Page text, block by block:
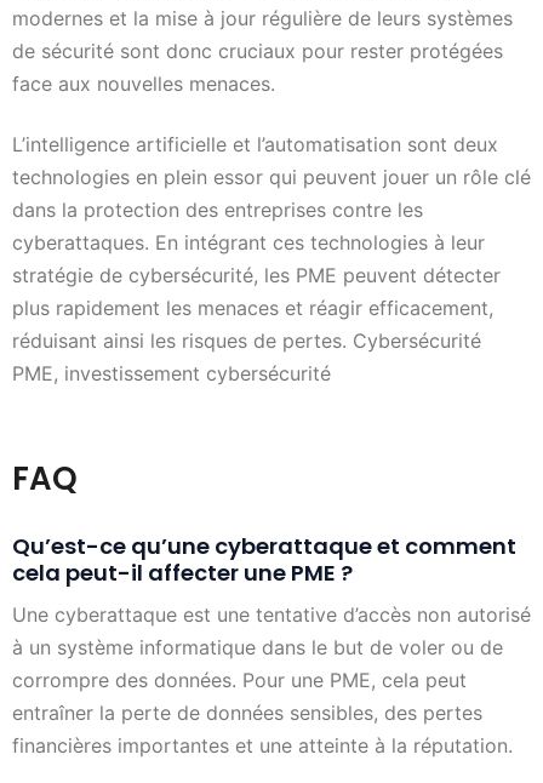
modernes et la mise à jour régulière de leurs systèmes
de sécurité sont donc cruciaux pour rester protégées
face aux nouvelles menaces.
L’intelligence artificielle et l’automatisation sont deux
technologies en plein essor qui peuvent jouer un rôle clé
dans la protection des entreprises contre les
cyberattaques. En intégrant ces technologies à leur
stratégie de cybersécurité, les PME peuvent détecter
plus rapidement les menaces et réagir efficacement,
réduisant ainsi les risques de pertes. Cybersécurité
PME, investissement cybersécurité
FAQ
Qu’est-ce qu’une cyberattaque et comment
cela peut-il affecter une PME ?
Une cyberattaque est une tentative d’accès non autorisé
à un système informatique dans le but de voler ou de
corrompre des données. Pour une PME, cela peut
entraîner la perte de données sensibles, des pertes
financières importantes et une atteinte à la réputation.